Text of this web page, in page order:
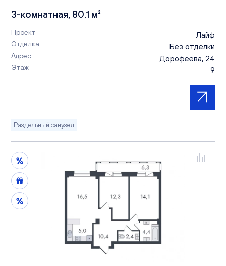
3-комнатная, 80.1 м²
Проект Лайф
Отделка Без отделки
Адрес Дорофеева, 24
Этаж 9
Раздельный санузел